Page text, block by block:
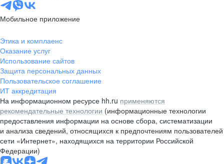
Мобильное приложение
Этика и комплаенс
Оказание услуг
Использование сайтов
Защита персональных данных
Пользовательское соглашение
ИТ аккредитация
На информационном ресурсе hh.ru применяются
рекомендательные технологии (информационные технологии
предоставления информации на основе сбора, систематизации
и анализа сведений, относящихся к предпочтениям пользователей
сети «Интернет», находящихся на территории Российской
Федерации)